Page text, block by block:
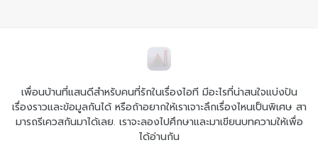
เพื่อนบ้านที่แสนดีสำหรับคนที่รักในเรื่องไอที มีอะไรที่น่าสนใจแบ่งปัน
เรื่องราวและข้อมูลกันได้ หรือถ้าอยากให้เราเจาะลึกเรื่องไหนเป็นพิเศษ สา
มารถรีเควสกันมาได้เลย. เราจะลองไปศึกษาและมาเขียนบทความให้เพื่อ
ได้อ่านกัน